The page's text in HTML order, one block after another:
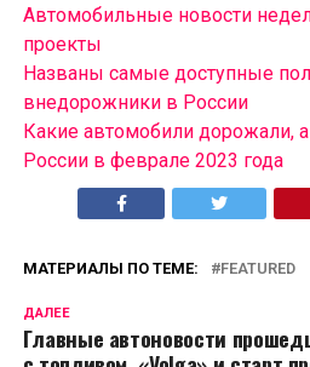
Автомобильные новости
проекты
Названы самые доступные
внедорожники в России
Какие автомобили дорожали,
России в феврале 2023 года
МАТЕРИАЛЫ ПО ТЕМЕ: FEATURED
ДАЛЕЕ
Главные автоновости